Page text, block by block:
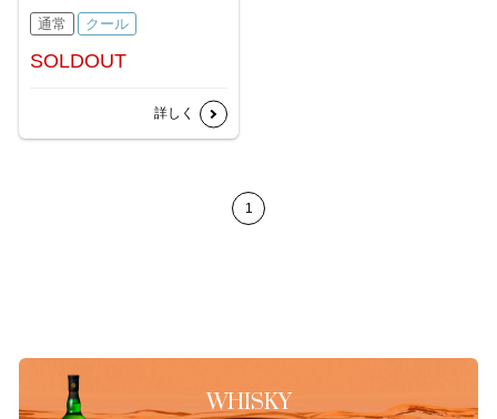
通常 クール
SOLDOUT
詳しく
1
WHISKY